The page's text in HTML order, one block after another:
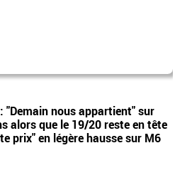
"Demain nous appartient" sur
alors que le 19/20 reste en tête
prix" en légère hausse sur M6